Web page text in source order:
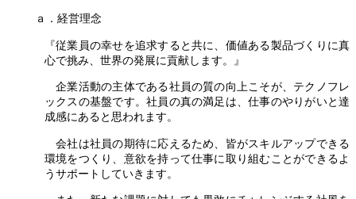
ａ．経営理念
『従業員の幸せを追求すると共に、価値ある製品づくりに真
心で挑み、世界の発展に貢献します。』
企業活動の主体である社員の質の向上こそが、テクノフレ
ックスの基盤です。社員の真の満足は、仕事のやりがいと達
成感にあると思われます。
会社は社員の期待に応えるため、皆がスキルアップできる
環境をつくり、意欲を持って仕事に取り組むことができるよ
うサポートしていきます。